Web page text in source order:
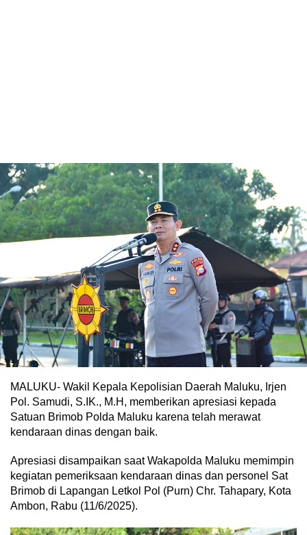
MALUKU- Wakil Kepala Kepolisian Daerah Maluku, Irjen
Pol. Samudi, S.IK., M.H, memberikan apresiasi kepada
Satuan Brimob Polda Maluku karena telah merawat
kendaraan dinas dengan baik.
Apresiasi disampaikan saat Wakapolda Maluku memimpin
kegiatan pemeriksaan kendaraan dinas dan personel Sat
Brimob di Lapangan Letkol Pol (Purn) Chr. Tahapary, Kota
Ambon, Rabu (11/6/2025).